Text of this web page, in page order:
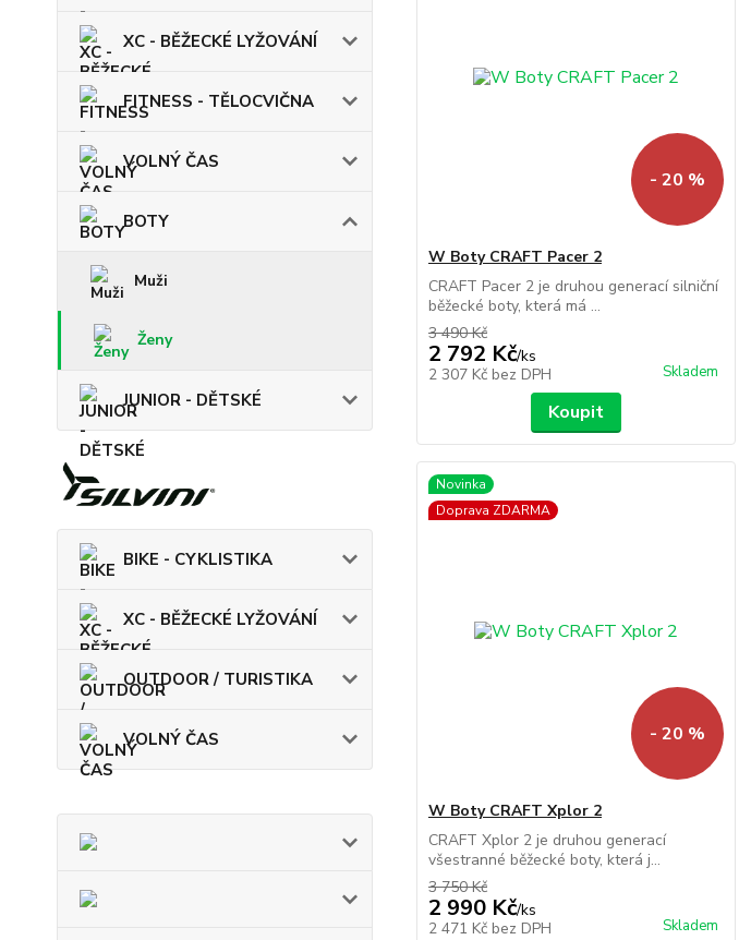
XC - BĚŽECKÉ LYŽOVÁNÍ
FITNESS - TĚLOCVIČNA
VOLNÝ ČAS
BOTY
Muži
Ženy
JUNIOR - DĚTSKÉ
BIKE - CYKLISTIKA
XC - BĚŽECKÉ LYŽOVÁNÍ
OUTDOOR / TURISTIKA
VOLNÝ ČAS
- 20 %
W Boty CRAFT Pacer 2
CRAFT Pacer 2 je druhou generací silniční
běžecké boty, která má ...
3 490 Kč
2 792 Kč/ks
2 307 Kč bez DPH Skladem
Koupit
Novinka
Doprava ZDARMA
- 20 %
W Boty CRAFT Xplor 2
CRAFT Xplor 2 je druhou generací
všestranné běžecké boty, která j...
3 750 Kč
2 990 Kč/ks
2 471 Kč bez DPH Skladem